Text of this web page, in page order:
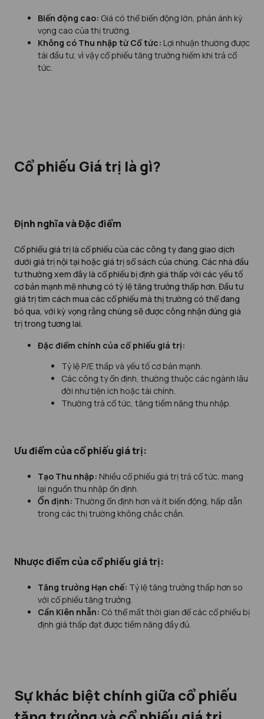
Biến động cao: Giá có thể biến động lớn, phản ánh kỳ
vọng cao của thị trường.
Không có Thu nhập từ Cổ tức: Lợi nhuận thường được
tái đầu tư, vì vậy cổ phiếu tăng trưởng hiếm khi trả cổ
tức.
Cổ phiếu Giá trị là gì?
Định nghĩa và Đặc điểm
Cổ phiếu giá trị là cổ phiếu của các công ty đang giao dịch
dưới giá trị nội tại hoặc giá trị sổ sách của chúng. Các nhà đầu
tư thường xem đây là cổ phiếu bị định giá thấp với các yếu tố
cơ bản mạnh mẽ nhưng có tỷ lệ tăng trưởng thấp hơn. Đầu tư
giá trị tìm cách mua các cổ phiếu mà thị trường có thể đang
bỏ qua, với kỳ vọng rằng chúng sẽ được công nhận đúng giá
trị trong tương lai.
Đặc điểm chính của cổ phiếu giá trị:
Tỷ lệ P/E thấp và yếu tố cơ bản mạnh.
Các công ty ổn định, thường thuộc các ngành lâu
đời như tiện ích hoặc tài chính.
Thường trả cổ tức, tăng tiềm năng thu nhập.
Ưu điểm của cổ phiếu giá trị:
Tạo Thu nhập: Nhiều cổ phiếu giá trị trả cổ tức, mang
lại nguồn thu nhập ổn định.
Ổn định: Thường ổn định hơn và ít biến động, hấp dẫn
trong các thị trường không chắc chắn.
Nhược điểm của cổ phiếu giá trị:
Tăng trưởng Hạn chế: Tỷ lệ tăng trưởng thấp hơn so
với cổ phiếu tăng trưởng.
Cần Kiên nhẫn: Có thể mất thời gian để các cổ phiếu bị
định giá thấp đạt được tiềm năng đầy đủ.
Sự khác biệt chính giữa cổ phiếu